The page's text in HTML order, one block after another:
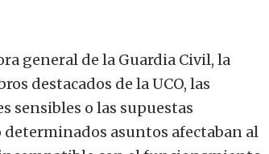
general de la Guardia Civil, la
destacados de la UCO, las
sensibles o las supuestas
asuntos afectaban al